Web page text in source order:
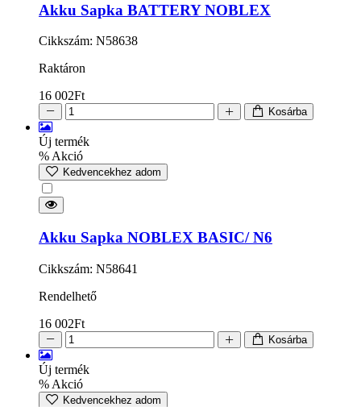
Akku Sapka BATTERY NOBLEX
Cikkszám: N58638
Raktáron
16 002Ft
Kosárba
Új termék
% Akció
Kedvencekhez adom
Akku Sapka NOBLEX BASIC/ N6
Cikkszám: N58641
Rendelhető
16 002Ft
Kosárba
Új termék
% Akció
Kedvencekhez adom